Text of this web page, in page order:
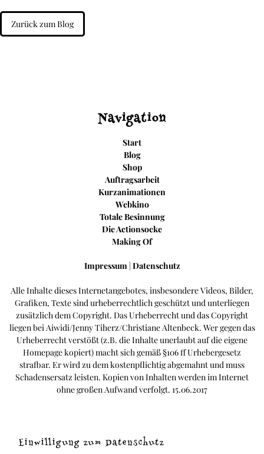
Zurück zum Blog
Impressum | Datenschutz
Alle Inhalte dieses Internetangebotes, insbesondere Videos, Bilder,
Grafiken, Texte sind urheberrechtlich geschützt und unterliegen
zusätzlich dem Copyright. Das Urheberrecht und das Copyright
liegen bei Aiwidi/Jenny Tiherz/Christiane Altenbeck. Wer gegen das
Urheberrecht verstößt (z.B. die Inhalte unerlaubt auf die eigene
Homepage kopiert) macht sich gemäß §106 ff Urhebergesetz
strafbar. Er wird zu dem kostenpflichtig abgemahnt und muss
Schadensersatz leisten. Kopien von Inhalten werden im Internet
ohne großen Aufwand verfolgt. 15.06.2017
Navigation
Start
Blog
Shop
Auftragsarbeit
Kurzanimationen
Webkino
Totale Besinnung
Die Actionsocke
Making Of
Einwilligung zum Datenschutz